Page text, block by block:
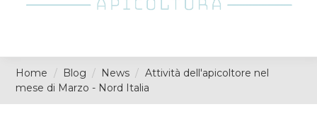
Home Blog News
Attività dell'apicoltore nel
mese di Marzo - Nord Italia